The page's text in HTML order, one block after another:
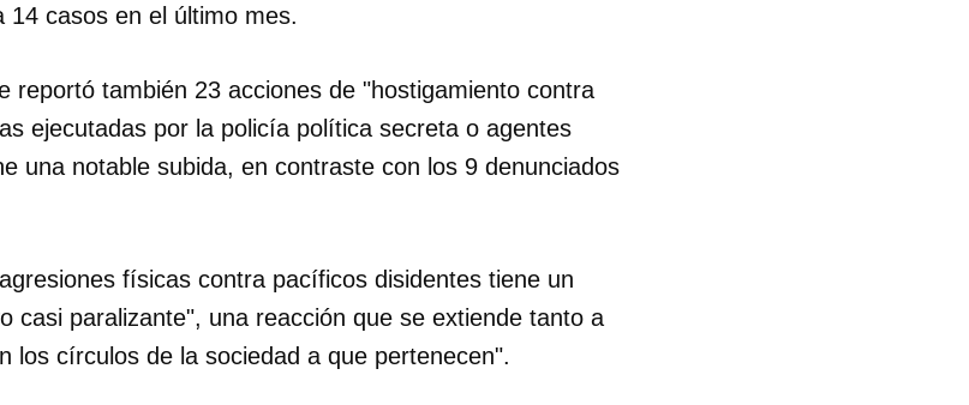
casos en el último mes.
reportó también 23 acciones de "hostigamiento contra
ejecutadas por la policía política secreta o agentes
una notable subida, en contraste con los 9 denunciados
físicas contra pacíficos disidentes tiene un
casi paralizante", una reacción que se extiende tanto a
los círculos de la sociedad a que pertenecen".